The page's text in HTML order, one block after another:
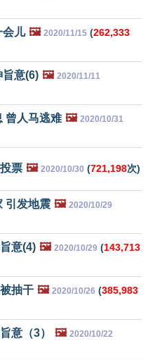
会儿 🖼️ 2020/11/15 (262,333
旨意(6) 🖼️ 2020/11/11
曾人马逃难 🖼️ 2020/10/31
票 🖼️ 2020/10/30 (721,198次)
引发地震 🖼️ 2020/10/29
意(4) 🖼️ 2020/10/29 (143,713
抽干 🖼️ 2020/10/26 (385,983
意（3） 🖼️ 2020/10/22